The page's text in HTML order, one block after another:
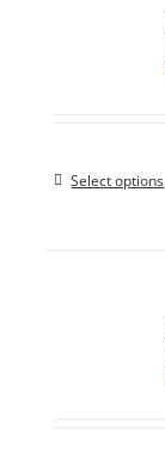
Select options